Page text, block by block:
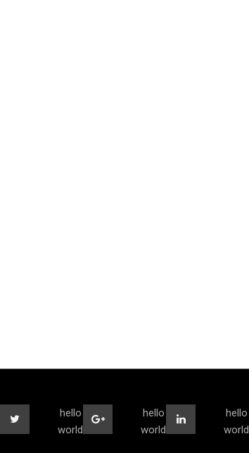
hello
world
hello
world
hello
world